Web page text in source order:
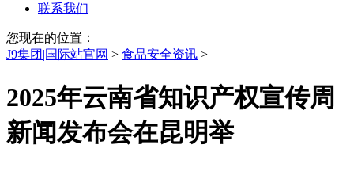
联系我们
您现在的位置：
J9集团|国际站官网 > 食品安全资讯 >
2025年云南省知识产权宣传周
新闻发布会在昆明举